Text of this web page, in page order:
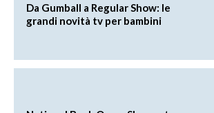
Da Gumball a Regular Show: le
grandi novità tv per bambini